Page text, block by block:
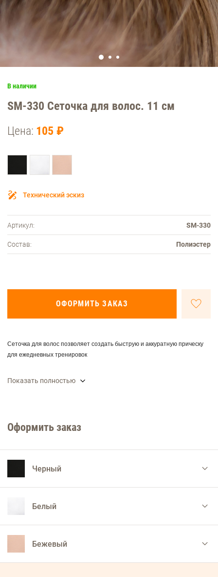
В наличии
SM-330 Сеточка для волос. 11 см
Цена: 105 ₽
Технический эскиз
Артикул: SM-330
Состав: Полиэстер
ОФОРМИТЬ ЗАКАЗ
Сеточка для волос позволяет создать быструю и аккуратную прическу
для ежедневных тренировок
Показать полностью
Оформить заказ
Черный
Белый
Бежевый